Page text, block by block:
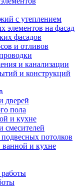
с утеплением
элементов на фасад
фасадов
и отливов
и канализации
и конструкций
дверей
пола
и кухне
смесителей
потолков
ванной и кухне